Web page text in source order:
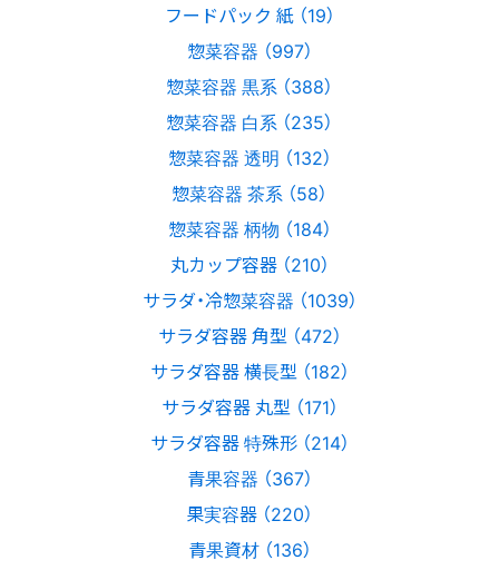
フードパック 紙 （19）
惣菜容器 （997）
惣菜容器 黒系 （388）
惣菜容器 白系 （235）
惣菜容器 透明 （132）
惣菜容器 茶系 （58）
惣菜容器 柄物 （184）
丸カップ容器 （210）
サラダ・冷惣菜容器 （1039）
サラダ容器 角型 （472）
サラダ容器 横長型 （182）
サラダ容器 丸型 （171）
サラダ容器 特殊形 （214）
青果容器 （367）
果実容器 （220）
青果資材 （136）